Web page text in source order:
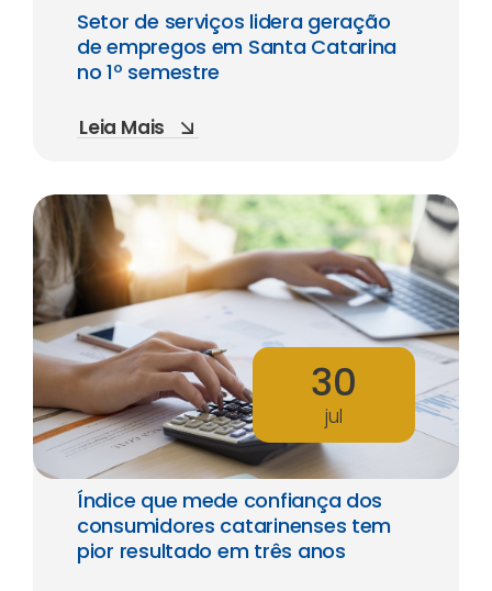
Setor de serviços lidera geração
de empregos em Santa Catarina
no 1º semestre
Leia Mais
30
jul
Índice que mede confiança dos
consumidores catarinenses tem
pior resultado em três anos